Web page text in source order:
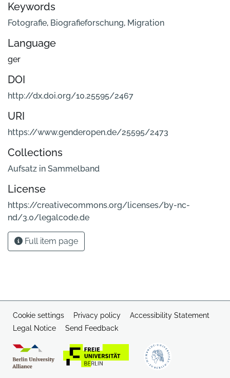
Keywords
Fotografie, Biografieforschung, Migration
Language
ger
DOI
http://dx.doi.org/10.25595/2467
URI
https://www.genderopen.de/25595/2473
Collections
Aufsatz in Sammelband
License
https://creativecommons.org/licenses/by-nc-
nd/3.0/legalcode.de
Full item page
Cookie settings Privacy policy
Accessibility Statement
Legal Notice
Send Feedback